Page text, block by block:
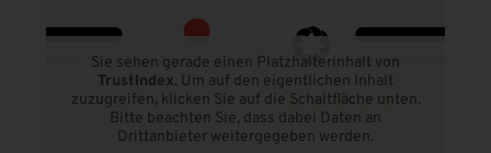
Sie sehen gerade einen Platzhalterinhalt von
TrustIndex. Um auf den eigentlichen Inhalt
zuzugreifen, klicken Sie auf die Schaltfläche unten.
Bitte beachten Sie, dass dabei Daten an
Drittanbieter weitergegeben werden.